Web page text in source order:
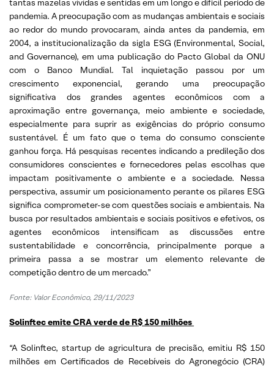
tantas mazelas vividas e sentidas em um longo e difícil período de
pandemia. A preocupação com as mudanças ambientais e sociais
ao redor do mundo provocaram, ainda antes da pandemia, em
2004, a institucionalização da sigla ESG (Environmental, Social,
and Governance), em uma publicação do Pacto Global da ONU
com o Banco Mundial. Tal inquietação passou por um
crescimento exponencial, gerando uma preocupação
significativa dos grandes agentes econômicos com a
aproximação entre governança, meio ambiente e sociedade,
especialmente para suprir as exigências do próprio consumo
sustentável. É um fato que o tema do consumo consciente
ganhou força. Há pesquisas recentes indicando a predileção dos
consumidores conscientes e fornecedores pelas escolhas que
impactam positivamente o ambiente e a sociedade. Nessa
perspectiva, assumir um posicionamento perante os pilares ESG
significa comprometer-se com questões sociais e ambientais. Na
busca por resultados ambientais e sociais positivos e efetivos, os
agentes econômicos intensificam as discussões entre
sustentabilidade e concorrência, principalmente porque a
primeira passa a se mostrar um elemento relevante de
competição dentro de um mercado.”
Fonte: Valor Econômico, 29/11/2023
Solinftec emite CRA verde de R$ 150 milhões
“A Solinftec, startup de agricultura de precisão, emitiu R$ 150
milhões em Certificados de Recebíveis do Agronegócio (CRA)